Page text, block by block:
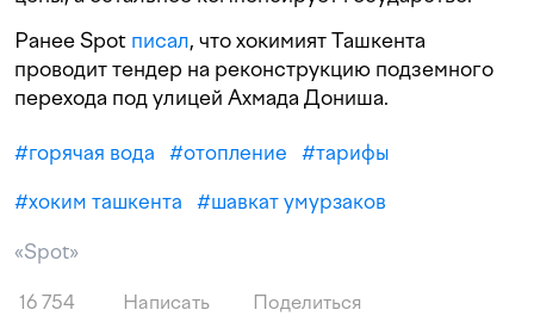
Ранее Spot писал, что хокимият Ташкента
проводит тендер на реконструкцию подземного
перехода под улицей Ахмада Дониша.
#горячая вода #отопление #тарифы
#хоким ташкента #шавкат умурзаков
«Spot»
16 754 Написать Поделиться